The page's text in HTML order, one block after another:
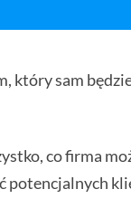
który sam
co firma
potencjalnych